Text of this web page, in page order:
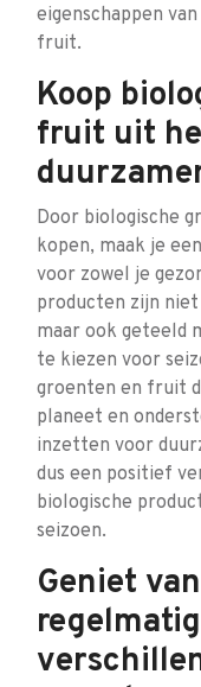
eigenschappen
fruit.
Koop
fruit uit
Door biologische
kopen, maak je
voor zowel je
producten zijn
maar ook geteeld
te kiezen voor
groenten en fruit
planeet en
inzetten voor
dus een positief
biologische
seizoen.
Geniet